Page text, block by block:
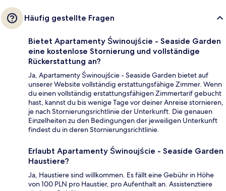
Häufig gestellte Fragen
Bietet Apartamenty Świnoujście - Seaside Garden
eine kostenlose Stornierung und vollständige
Rückerstattung an?
Ja, Apartamenty Świnoujście - Seaside Garden bietet auf
unserer Website vollständig erstattungsfähige Zimmer. Wenn
du einen vollständig erstattungsfähigen Zimmertarif gebucht
hast, kannst du bis wenige Tage vor deiner Anreise stornieren,
je nach Stornierungsrichtlinie der Unterkunft. Die genauen
Einzelheiten zu den Bedingungen der jeweiligen Unterkunft
findest du in deren Stornierungsrichtlinie.
Erlaubt Apartamenty Świnoujście - Seaside Garden
Haustiere?
Ja, Haustiere sind willkommen. Es fällt eine Gebühr in Höhe
von 100 PLN pro Haustier, pro Aufenthalt an. Assistenztiere